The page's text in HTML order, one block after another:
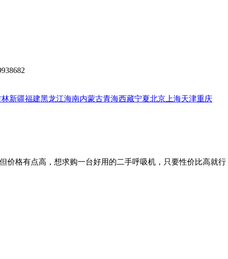
林新疆福建黑龙江海南内蒙古青海西藏宁夏北京 上海天津重庆
格有点高，想求购一台好用的二手呼吸机，只要性价比高就